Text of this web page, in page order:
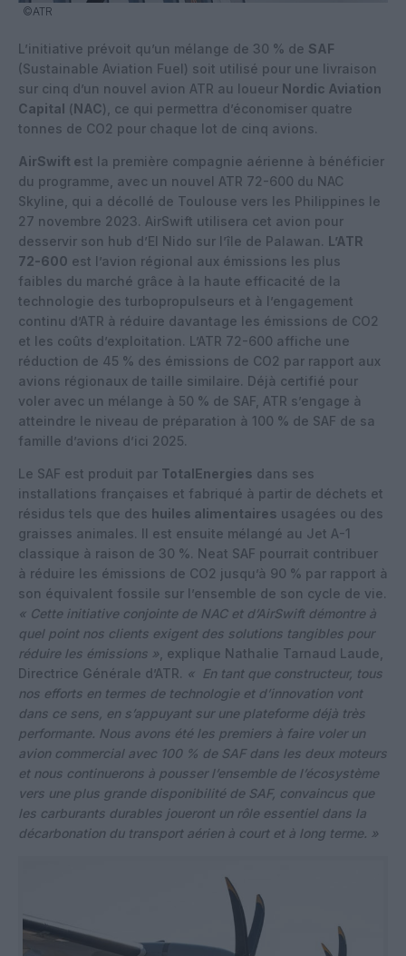
©ATR
L’initiative prévoit qu’un mélange de 30 % de SAF
(Sustainable Aviation Fuel) soit utilisé pour une livraison
sur cinq d’un nouvel avion ATR au loueur Nordic Aviation
Capital (NAC), ce qui permettra d’économiser quatre
tonnes de CO2 pour chaque lot de cinq avions.
AirSwift est la première compagnie aérienne à bénéficier
du programme, avec un nouvel ATR 72-600 du NAC
Skyline, qui a décollé de Toulouse vers les Philippines le
27 novembre 2023. AirSwift utilisera cet avion pour
desservir son hub d’El Nido sur l’île de Palawan. L’ATR
72-600 est l’avion régional aux émissions les plus
faibles du marché grâce à la haute efficacité de la
technologie des turbopropulseurs et à l’engagement
continu d’ATR à réduire davantage les émissions de CO2
et les coûts d’exploitation. L’ATR 72-600 affiche une
réduction de 45 % des émissions de CO2 par rapport aux
avions régionaux de taille similaire. Déjà certifié pour
voler avec un mélange à 50 % de SAF, ATR s’engage à
atteindre le niveau de préparation à 100 % de SAF de sa
famille d’avions d’ici 2025.
Le SAF est produit par TotalEnergies dans ses
installations françaises et fabriqué à partir de déchets et
résidus tels que des huiles alimentaires usagées ou des
graisses animales. Il est ensuite mélangé au Jet A-1
classique à raison de 30 %. Neat SAF pourrait contribuer
à réduire les émissions de CO2 jusqu’à 90 % par rapport à
son équivalent fossile sur l’ensemble de son cycle de vie.
« Cette initiative conjointe de NAC et d’AirSwift démontre à
quel point nos clients exigent des solutions tangibles pour
réduire les émissions » , explique Nathalie Tarnaud Laude,
Directrice Générale d’ATR. « En tant que constructeur, tous
nos efforts en termes de technologie et d’innovation vont
dans ce sens, en s’appuyant sur une plateforme déjà très
performante. Nous avons été les premiers à faire voler un
avion commercial avec 100 % de SAF dans les deux moteurs
et nous continuerons à pousser l’ensemble de l’écosystème
vers une plus grande disponibilité de SAF, convaincus que
les carburants durables joueront un rôle essentiel dans la
décarbonation du transport aérien à court et à long terme. »